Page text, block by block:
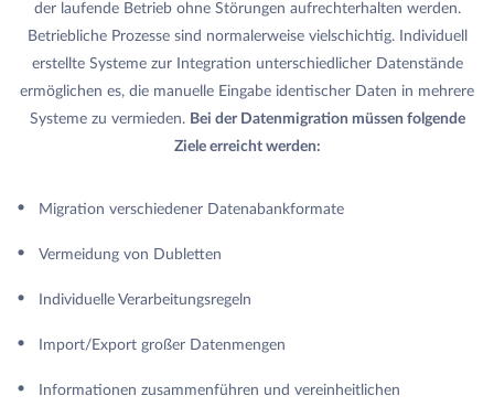
der laufende Betrieb ohne Störungen aufrechterhalten werden.
Betriebliche Prozesse sind normalerweise vielschichtig. Individuell
erstellte Systeme zur Integration unterschiedlicher Datenstände
ermöglichen es, die manuelle Eingabe identischer Daten in mehrere
Systeme zu vermieden. Bei der Datenmigration müssen folgende
Ziele erreicht werden:
Migration verschiedener Datenabankformate
Vermeidung von Dubletten
Individuelle Verarbeitungsregeln
Import/Export großer Datenmengen
Informationen zusammenführen und vereinheitlichen